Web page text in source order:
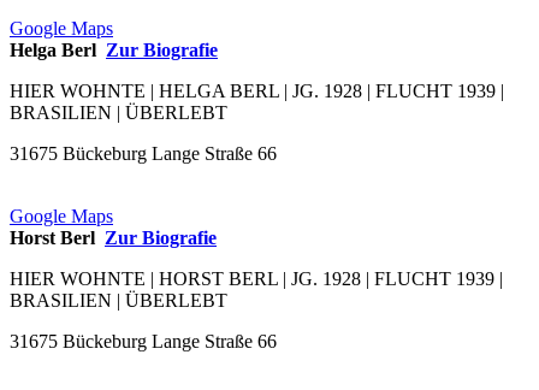
Google Maps
Helga Berl Zur Biografie
HIER WOHNTE | HELGA BERL | JG. 1928 | FLUCHT 1939 |
BRASILIEN | ÜBERLEBT
31675 Bückeburg Lange Straße 66
Google Maps
Horst Berl Zur Biografie
HIER WOHNTE | HORST BERL | JG. 1928 | FLUCHT 1939 |
BRASILIEN | ÜBERLEBT
31675 Bückeburg Lange Straße 66